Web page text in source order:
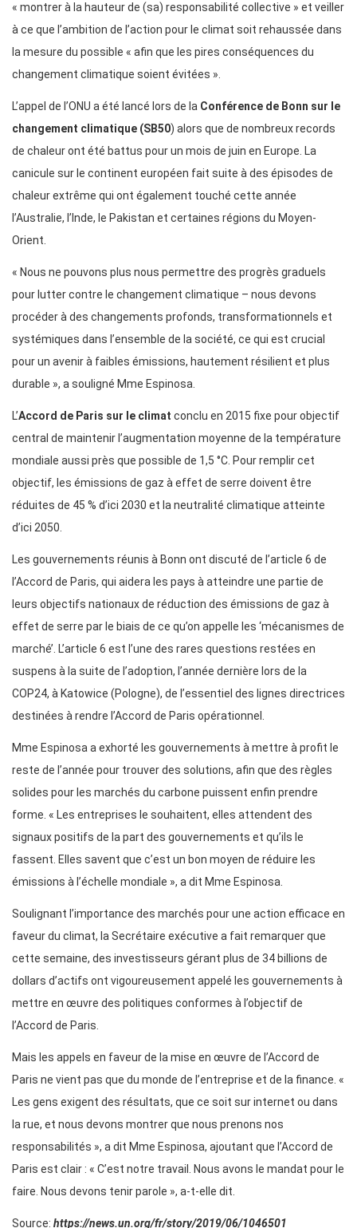
« montrer à la hauteur de (sa) responsabilité collective » et veiller
à ce que l’ambition de l’action pour le climat soit rehaussée dans
la mesure du possible « afin que les pires conséquences du
changement climatique soient évitées ».
L’appel de l’ONU a été lancé lors de la Conférence de Bonn sur le
changement climatique (SB50) alors que de nombreux records
de chaleur ont été battus pour un mois de juin en Europe. La
canicule sur le continent européen fait suite à des épisodes de
chaleur extrême qui ont également touché cette année
l’Australie, l’Inde, le Pakistan et certaines régions du Moyen-
Orient.
« Nous ne pouvons plus nous permettre des progrès graduels
pour lutter contre le changement climatique – nous devons
procéder à des changements profonds, transformationnels et
systémiques dans l’ensemble de la société, ce qui est crucial
pour un avenir à faibles émissions, hautement résilient et plus
durable », a souligné Mme Espinosa.
L’Accord de Paris sur le climat conclu en 2015 fixe pour objectif
central de maintenir l’augmentation moyenne de la température
mondiale aussi près que possible de 1,5 °C. Pour remplir cet
objectif, les émissions de gaz à effet de serre doivent être
réduites de 45 % d’ici 2030 et la neutralité climatique atteinte
d’ici 2050.
Les gouvernements réunis à Bonn ont discuté de l’article 6 de
l’Accord de Paris, qui aidera les pays à atteindre une partie de
leurs objectifs nationaux de réduction des émissions de gaz à
effet de serre par le biais de ce qu’on appelle les ‘mécanismes de
marché’. L’article 6 est l’une des rares questions restées en
suspens à la suite de l’adoption, l’année dernière lors de la
COP24, à Katowice (Pologne), de l’essentiel des lignes directrices
destinées à rendre l’Accord de Paris opérationnel.
Mme Espinosa a exhorté les gouvernements à mettre à profit le
reste de l’année pour trouver des solutions, afin que des règles
solides pour les marchés du carbone puissent enfin prendre
forme. « Les entreprises le souhaitent, elles attendent des
signaux positifs de la part des gouvernements et qu’ils le
fassent. Elles savent que c’est un bon moyen de réduire les
émissions à l’échelle mondiale », a dit Mme Espinosa.
Soulignant l’importance des marchés pour une action efficace en
faveur du climat, la Secrétaire exécutive a fait remarquer que
cette semaine, des investisseurs gérant plus de 34 billions de
dollars d’actifs ont vigoureusement appelé les gouvernements à
mettre en œuvre des politiques conformes à l’objectif de
l’Accord de Paris.
Mais les appels en faveur de la mise en œuvre de l’Accord de
Paris ne vient pas que du monde de l’entreprise et de la finance. «
Les gens exigent des résultats, que ce soit sur internet ou dans
la rue, et nous devons montrer que nous prenons nos
responsabilités », a dit Mme Espinosa, ajoutant que l’Accord de
Paris est clair : « C’est notre travail. Nous avons le mandat pour le
faire. Nous devons tenir parole », a-t-elle dit.
Source: https://news.un.org/fr/story/2019/06/1046501